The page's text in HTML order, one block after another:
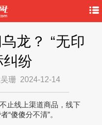
龙？ “无印
纠纷
珊 2024-12-14
止线上渠道商品，线下
“傻傻分不清”。